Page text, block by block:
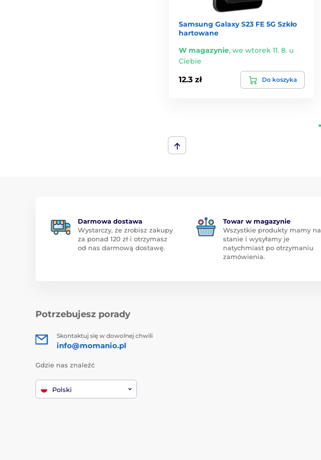
Samsung Galaxy S23 FE 5G Szkło
hartowane
W magazynie, we wtorek 11. 8. u
Ciebie
12.3 zł Do koszyka
Darmowa dostawa
Wystarczy, że zrobisz zakupy
za ponad 120 zł i otrzymasz
od nas darmową dostawę.
Towar w magazynie
Wszystkie produkty mamy na
stanie i wysyłamy je
natychmiast po otrzymaniu
zamówienia.
Potrzebujesz porady
Skontaktuj się w dowolnej chwili
info@momanio.pl
Gdzie nas znaleźć
Polski